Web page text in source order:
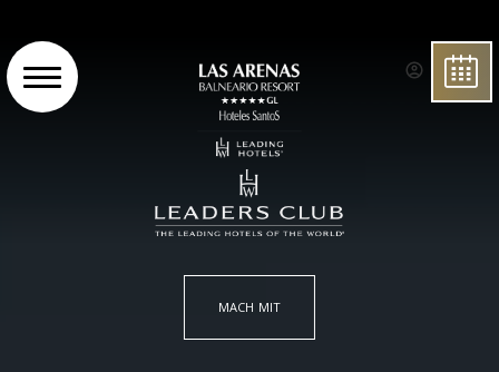
MACH MIT